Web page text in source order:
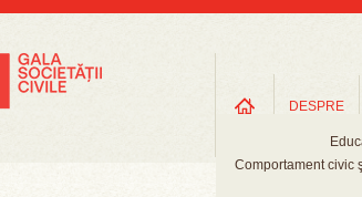
DESPRE
Comportament civic